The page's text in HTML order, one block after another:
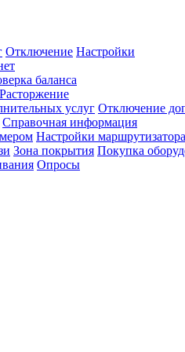
Отключение Настройки
баланса
Расторжение
услуг Отключение
Справочная информация
Настройки маршрутизатора
Зона покрытия Покупка
Опросы